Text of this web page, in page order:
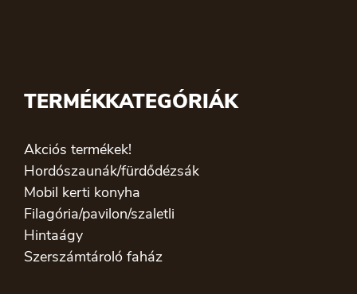
TERMÉKKATEGÓRIÁK
Akciós termékek!
Hordószaunák/fürdődézsák
Mobil kerti konyha
Filagória/pavilon/szaletli
Hintaágy
Szerszámtároló faház